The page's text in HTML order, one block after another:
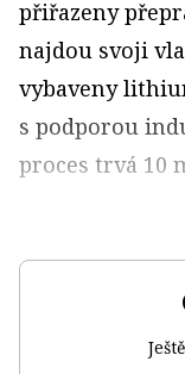
přiřazeny
najdou svoji
vybaveny
s podporou
proces trvá 10